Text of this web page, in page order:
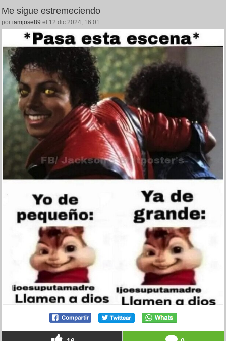
Me sigue estremeciendo
por iamjose89 el 12 dic 2024, 16:01